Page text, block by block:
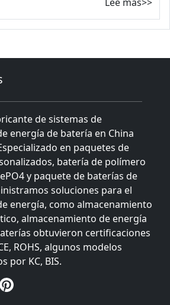
de sistemas de
energía de batería en China
en paquetes de
batería de polímero
y paquete de baterías de
soluciones para el
energía, como almacenamiento
almacenamiento de energía
obtuvieron certificaciones
ROHS, algunos modelos
por KC, BIS.